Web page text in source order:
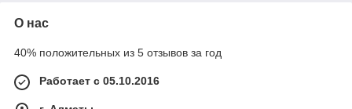
О нас
40% положительных из 5 отзывов за год
Работает с 05.10.2016